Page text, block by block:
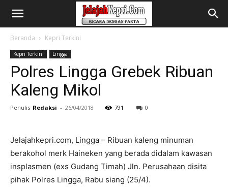
Beranda Kepri Terkini
Kepri Terkini Lingga
Polres Lingga Grebek Ribuan
Kaleng Mikol
Penulis Redaksi - 26/04/2018 791 0
Jelajahkepri.com, Lingga – Ribuan kaleng minuman
berakohol merk Haineken yang berada didalam kawasan
insplasmen (exs Gudang Timah) Jln. Perusahaan disita
pihak Polres Lingga, Rabu siang (25/4).